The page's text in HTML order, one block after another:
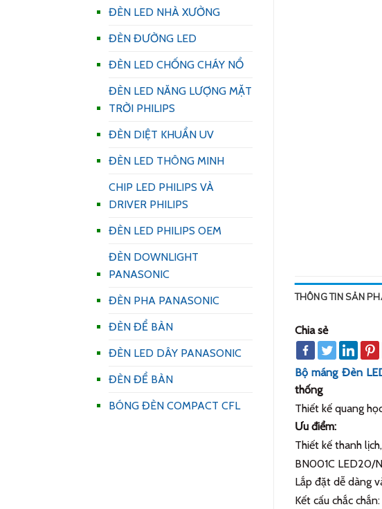
ĐÈN LED NHÀ XƯỞNG
ĐÈN ĐƯỜNG LED
ĐÈN LED CHỐNG CHÁY NỔ
ĐÈN LED NĂNG LƯỢNG MẶT
TRỜI PHILIPS
ĐÈN DIỆT KHUẨN UV
ĐÈN LED THÔNG MINH
CHIP LED PHILIPS VÀ
DRIVER PHILIPS
ĐÈN LED PHILIPS OEM
ĐÈN DOWNLIGHT
PANASONIC
ĐÈN PHA PANASONIC
ĐÈN ĐỂ BÀN
ĐÈN LED DÂY PANASONIC
ĐÈN ĐỂ BÀN
BÓNG ĐÈN COMPACT CFL
THÔNG TIN SẢN
Chia sẻ
Bộ máng Đèn
thống
Thiết kế quang
Ưu điểm:
Thiết kế thanh
BN001C LED20/
Lắp đặt dễ dàng
Kết cấu chắc